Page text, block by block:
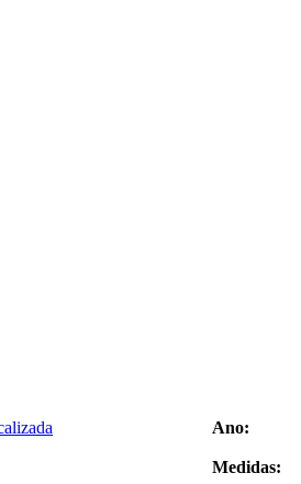
Ano:
Medidas: